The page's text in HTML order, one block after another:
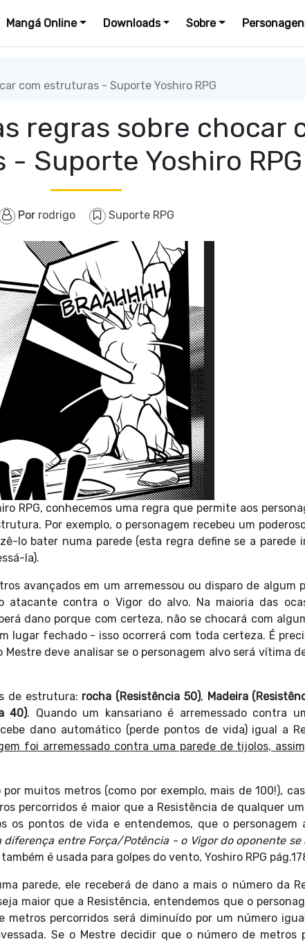
Mangá Online Downloads Sobre
com estruturas - Suporte Yoshiro RPG
regras sobre chocar
Suporte Yoshiro RPG
Por rodrigo Suporte RPG
RPG, conhecemos uma regra que permite aos
Por exemplo, o personagem recebeu um
lo bater numa parede (esta regra define se a parede
la).
avançados em um arremessou ou disparo de algum
contra o Vigor do alvo. Na maioria das
dano porque com certeza, não se chocará com
lugar fechado - isso ocorrerá com toda certeza. É
deve analisar se o personagem alvo será vítima
de estrutura: rocha (Resistência 50), Madeira
40). Quando um kansariano é arremessado contra
dano automático (perde pontos de vida) igual a
foi arremessado contra uma parede de tijolos,
muitos metros (como por exemplo, mais de 100!),
percorridos é maior que a Resistência de qualquer
os pontos de vida e entendemos, que o personagem
diferença entre Força/Potência - o Vigor do oponente se
é usada para golpes do vento, Yoshiro RPG
parede, ele receberá de dano a mais o número da
maior que a Resistência, entendemos que o
metros percorridos será diminuído por um número
Se o Mestre decidir que o número de metros